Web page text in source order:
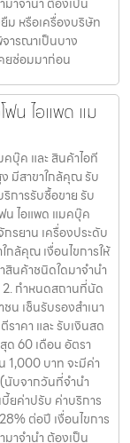
ยืม หรือเครื่องบริษัท
ารณาเป็นบาง
ยซ่อมมาก่อน
น ไอแพด แม
บุ๊ค และ สินค้าไอที
ง มีสาขาใกล้คุณ รับ
การรับซื้อขาย รับ
น ไอแพด แมคบุ๊ค
รยาน เครื่องประดับ
ใกล้คุณ เงื่อนไขการให้
สินค้าชนิดใดมาจำนำ
2. กำหนดสถานที่นัด
น เซ็นรับรองสำเนา
าคา และ รับเงินสด
ด 60 เดือน อัตรา
1,000 บาท จะมีค่า
นับจากวันที่จำนำ
ยค่าปรับ ค่าบริการ
ต่อปี เงื่อนไขการ
มาจำนำ ต้องเป็น